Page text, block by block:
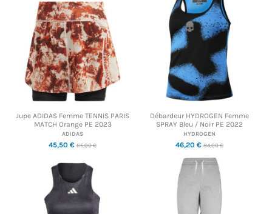
Jupe ADIDAS Femme TENNIS PARIS
MATCH Orange PE 2023
ADIDAS
45,50 € 65,00 €
Débardeur HYDROGEN Femme
SPRAY Bleu / Noir PE 2022
HYDROGEN
46,20 € 84,00 €